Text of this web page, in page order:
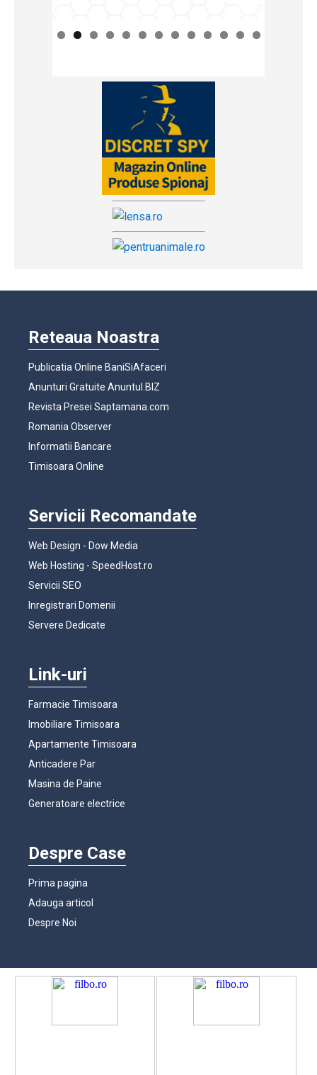
Reteaua Noastra
Publicatia Online BaniSiAfaceri
Anunturi Gratuite Anuntul.BIZ
Revista Presei Saptamana.com
Romania Observer
Informatii Bancare
Timisoara Online
Servicii Recomandate
Web Design - Dow Media
Web Hosting - SpeedHost.ro
Servicii SEO
Inregistrari Domenii
Servere Dedicate
Link-uri
Farmacie Timisoara
Imobiliare Timisoara
Apartamente Timisoara
Anticadere Par
Masina de Paine
Generatoare electrice
Despre Case
Prima pagina
Adauga articol
Despre Noi